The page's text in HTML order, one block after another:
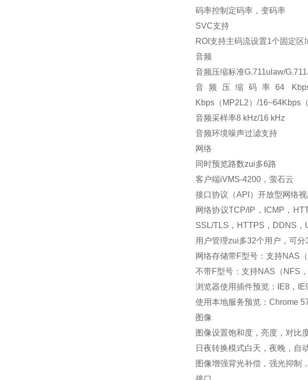
码率控制定码率，变码率
SVC支持
ROI支持主码流设置1个固定区
音频
音频压缩标准G.711ulaw/
音频压缩码率64 Kbps
Kbps（MP2L2）/16~64Kbps（
音频采样率8 kHz/16 kHz
音频环境噪声过滤支持
网络
同时预览路数zui多6路
客户端iVMS-4200，萤石云
接口协议（API）开放型网络
网络协议TCP/IP，ICMP，
SSL/TLS，HTTPS，DDNS
用户管理zui多32个用户，可
网络存储带F型号：支持NAS
不带F型号：支持NAS（NFS
浏览器使用插件预览：IE8，
使用本地服务预览：Chrome
图像
图像设置饱和度，亮度，对比
日夜转换模式白天，夜晚，自
图像增强背光补偿，强光抑制